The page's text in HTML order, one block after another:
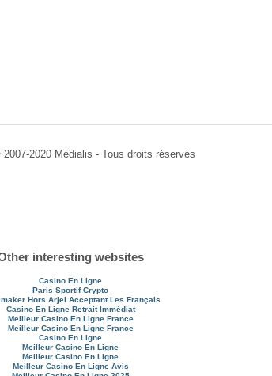
2020 Médialis - Tous droits réservés
interesting websites
Casino En Ligne
Paris Sportif Crypto
Hors Arjel Acceptant Les Français
Casino En Ligne Retrait Immédiat
Meilleur Casino En Ligne France
Meilleur Casino En Ligne France
Casino En Ligne
Meilleur Casino En Ligne
Meilleur Casino En Ligne
Meilleur Casino En Ligne Avis